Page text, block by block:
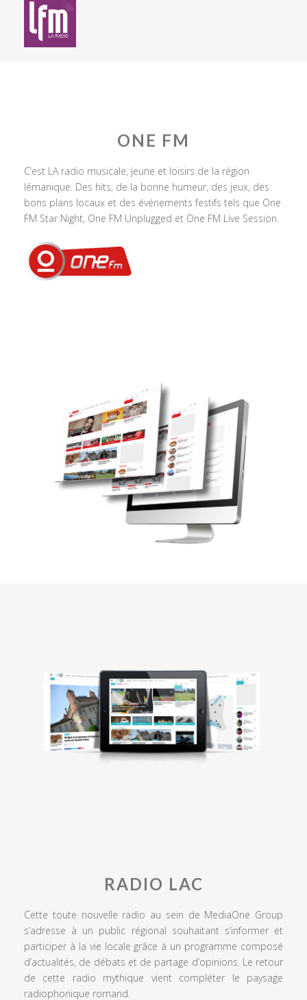
ONE FM
C’est LA radio musicale, jeune et loisirs de la région
lémanique. Des hits, de la bonne humeur, des jeux, des
bons plans locaux et des événements festifs tels que One
FM Star Night, One FM Unplugged et One FM Live Session.
RADIO LAC
Cette toute nouvelle radio au sein de MediaOne Group
s’adresse à un public régional souhaitant s’informer et
participer à la vie locale grâce à un programme composé
d’actualités, de débats et de partage d’opinions. Le retour
de cette radio mythique vient compléter le paysage
radiophonique romand.